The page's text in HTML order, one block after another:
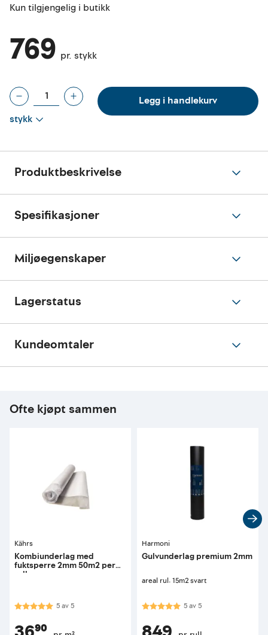
Kun tilgjengelig i butikk
769 pr. stykk
stykk
Legg i handlekurv
Produktbeskrivelse
Spesifikasjoner
Miljøegenskaper
Lagerstatus
Kundeomtaler
Ofte kjøpt sammen
Kährs
Kombiunderlag med
fuktsperre 2mm 50m2 per
rull
Karakter:5.0 av 5 mulige
5av5
Harmoni
Gulvunderlag premium 2mm
areal rul: 15m2 svart
Karakter:5.0 av 5 mulige
5av5